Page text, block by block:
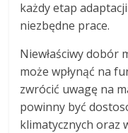
każdy etap
niezbędne prace.
Niewłaściwy dobór
może wpłynąć na
zwrócić uwagę na
powinny być
klimatycznych oraz